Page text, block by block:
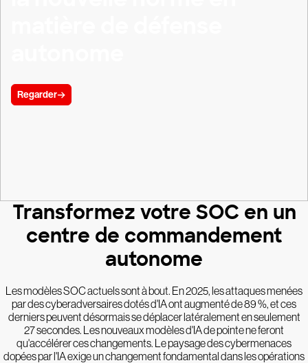
Regarder
Transformez votre SOC en un
centre de commandement
autonome
Les modèles SOC actuels sont à bout. En 2025, les attaques menées
par des cyberadversaires dotés d'IA ont augmenté de 89 %, et ces
derniers peuvent désormais se déplacer latéralement en seulement
27 secondes. Les nouveaux modèles d'IA de pointe ne feront
qu'accélérer ces changements. Le paysage des cybermenaces
dopées par l'IA exige un changement fondamental dans les opérations